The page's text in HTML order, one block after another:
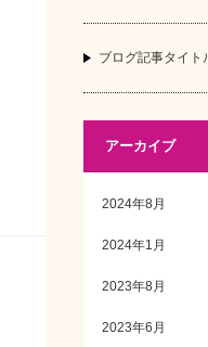
ブログ記事タイト
アーカイブ
2024年8月
2024年1月
2023年8月
2023年6月